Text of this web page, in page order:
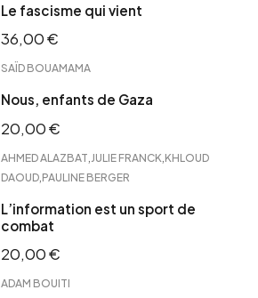
Le fascisme qui vient
36,00€
SAÏD BOUAMAMA
Nous, enfants de Gaza
20,00€
AHMED ALAZBAT JULIE FRANCK KHLOUD
DAOUD PAULINE BERGER
L’information est un sport de
combat
20,00€
ADAM BOUITI